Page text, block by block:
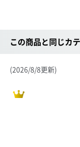
この商品と同じカ
(2026/8/8更新)